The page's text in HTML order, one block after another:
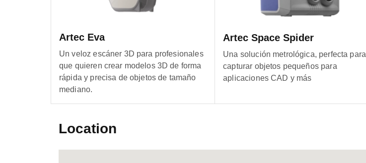
Artec Eva
Un veloz escáner 3D para profesionales
que quieren crear modelos 3D de forma
rápida y precisa de objetos de tamaño
mediano.
Artec Space Spider
Una solución metrológica, perfecta para
capturar objetos pequeños para
aplicaciones CAD y más
Location